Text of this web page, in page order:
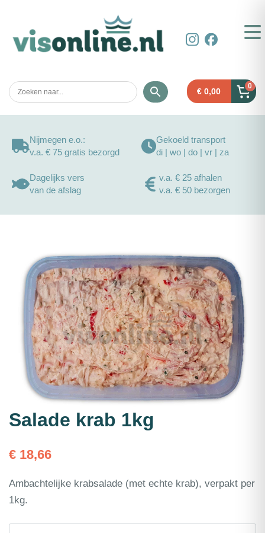
€ 0,00
0
Nijmegen e.o.:
v.a. € 75 gratis bezorgd
Gekoeld transport
di | wo | do | vr | za
Dagelijks vers
van de afslag
v.a. € 25 afhalen
v.a. € 50 bezorgen
Salade krab 1kg
€ 18,66
Ambachtelijke krabsalade (met echte krab), verpakt per
1kg.